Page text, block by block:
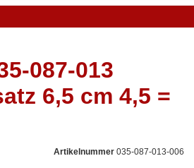
087-013
6,5 cm 4,5 =
Artikelnummer 035-087-013-006